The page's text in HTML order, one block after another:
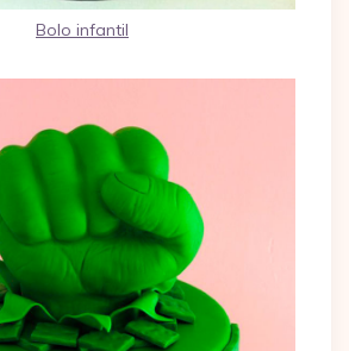
Bolo infantil